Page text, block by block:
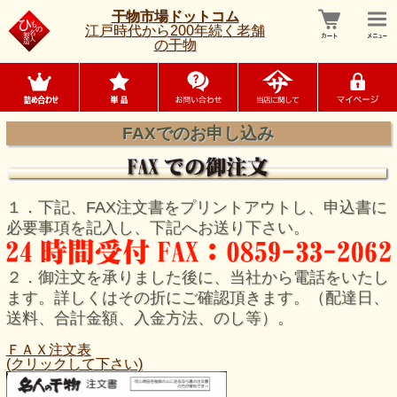
干物市場ドットコム
江戸時代から200年続く老舗
の干物
FAXでのお申し込み
１．下記、FAX注文書をプリントアウトし、申込書に
必要事項を記入し、下記へお送り下さい。
２．御注文を承りました後に、当社から電話をいたし
ます。詳しくはその折にご確認頂きます。（配達日、
送料、合計金額、入金方法、のし等）。
ＦＡＸ注文表
(クリックして下さい)